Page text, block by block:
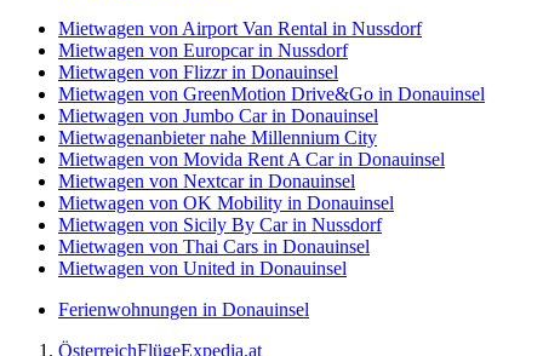
Mietwagen von Airport Van Rental in Nussdorf
Mietwagen von Europcar in Nussdorf
Mietwagen von Flizzr in Donauinsel
Mietwagen von GreenMotion Drive&Go in Donauinsel
Mietwagen von Jumbo Car in Donauinsel
Mietwagenanbieter nahe Millennium City
Mietwagen von Movida Rent A Car in Donauinsel
Mietwagen von Nextcar in Donauinsel
Mietwagen von OK Mobility in Donauinsel
Mietwagen von Sicily By Car in Nussdorf
Mietwagen von Thai Cars in Donauinsel
Mietwagen von United in Donauinsel
Ferienwohnungen in Donauinsel
ÖsterreichFlügeExpedia.at